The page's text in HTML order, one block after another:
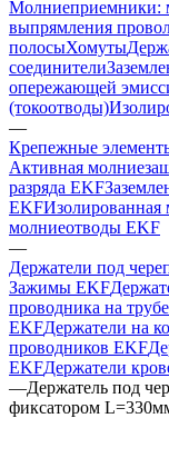
Молниеприемники:
выпрямления
полосыХомуты
соединители
опережающей
(токоотводы)
—
Крепежные
Активная
разряда EKF
EKFИзолированная
молниеотводы EKF
—
Держатели под
Зажимы EKF
проводника на
EKFДержатели на
проводников EKF
EKFДержатели
—Держатель под
фиксатором